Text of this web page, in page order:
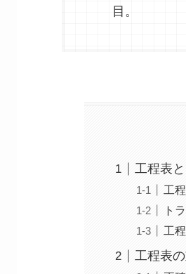
目。
工程表
工
ト
工
工程表